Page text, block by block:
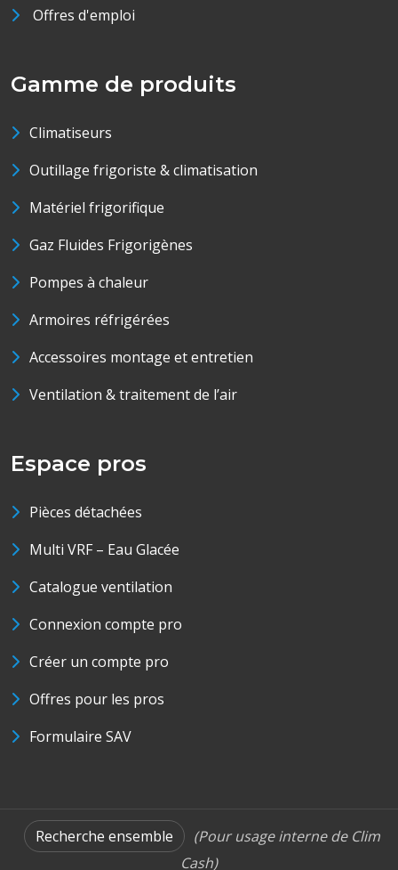
Offres d'emploi
Gamme de produits
Climatiseurs
Outillage frigoriste & climatisation
Matériel frigorifique
Gaz Fluides Frigorigènes
Pompes à chaleur
Armoires réfrigérées
Accessoires montage et entretien
Ventilation & traitement de l’air
Espace pros
Pièces détachées
Multi VRF – Eau Glacée
Catalogue ventilation
Connexion compte pro
Créer un compte pro
Offres pour les pros
Formulaire SAV
Recherche ensemble
(Pour usage interne de Clim
Cash)